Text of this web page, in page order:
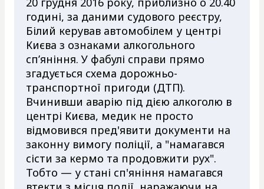
годині, за даними судового реєстру,
Білий керував автомобілем у центрі
Києва з ознаками алкогольного
сп’яніння. У фабулі справи прямо
згадується схема дорожньо-
транспортної пригоди (ДТП).
Вчинивши аварію під дією алкоголю в
центрі Києва, медик не просто
відмовився пред'явити документи на
законну вимогу поліції, а "намагався
сісти за кермо та продовжити рух".
Тобто — у стані сп'яніння намагався